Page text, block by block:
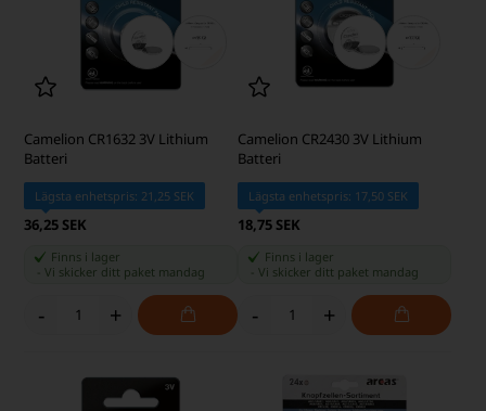
Camelion CR1632 3V Lithium
Batteri
Lägsta enhetspris: 21,25 SEK
36,25 SEK
Finns i lager
-Vi skicker ditt paket mandag
- +
Camelion CR2430 3V Lithium
Batteri
Lägsta enhetspris: 17,50 SEK
18,75 SEK
Finns i lager
Vi skicker ditt paket mandag
- +